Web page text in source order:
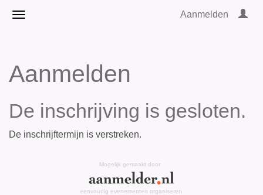
Aanmelden
Aanmelden
De inschrijving is gesloten.
De inschrijftermijn is verstreken.
Mogelijk gemaakt door
eenvoudig evenementen organiseren